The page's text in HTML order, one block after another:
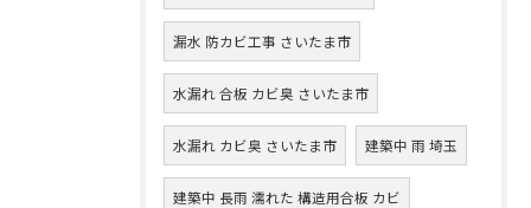
漏水 防カビ工事 さいたま市
水漏れ 合板 カビ臭 さいたま市
水漏れ カビ臭 さいたま市 建築中 雨 埼玉
建築中 長雨 濡れた 構造用合板 カビ